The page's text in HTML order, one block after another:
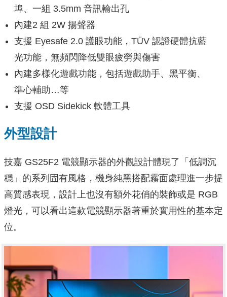
埠、一組 3.5mm 音訊輸出孔
內建2 組 2W 揚聲器
支援 Eyesafe 2.0 護眼功能，TÜV 認證硬體抗藍
光功能，無頻閃降低雙眼疲勞與傷害
內建多樣化遊戲功能，包括遊戲助手、黑平衡、
準心輔助…等
支援 OSD Sidekick 軟體工具
外型設計
技嘉 GS25F2 電競顯示器的外觀設計體現了「低調沉
穩」的系列固有風格，機身純黑搭配霧面處理進一步提
高質感表現，設計上也沒有額外花俏的裝飾或是 RGB
燈光，可以看出這款電競顯示器著重於實用性的基本定
位。